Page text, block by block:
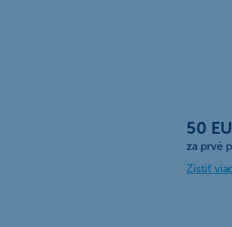
50
za prvé
Zistiť